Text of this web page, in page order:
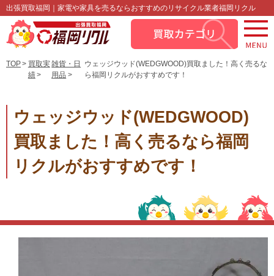
出張買取福岡｜家電や家具を売るならおすすめのリサイクル業者福岡リクル
TOP
買取実
績
雑貨・日
用品
ウェッジウッド(WEDGWOOD)買取ました！高く売るな
ら福岡リクルがおすすめです！
ウェッジウッド(WEDGWOOD)
買取ました！高く売るなら福岡
リクルがおすすめです！